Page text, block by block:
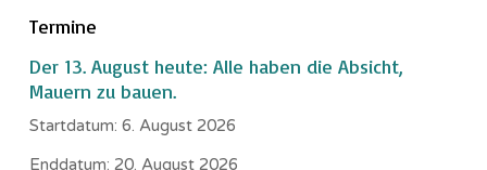
Termine
Der 13. August heute: Alle haben die Absicht,
Mauern zu bauen.
Startdatum: 6. August 2026
Enddatum: 20. August 2026